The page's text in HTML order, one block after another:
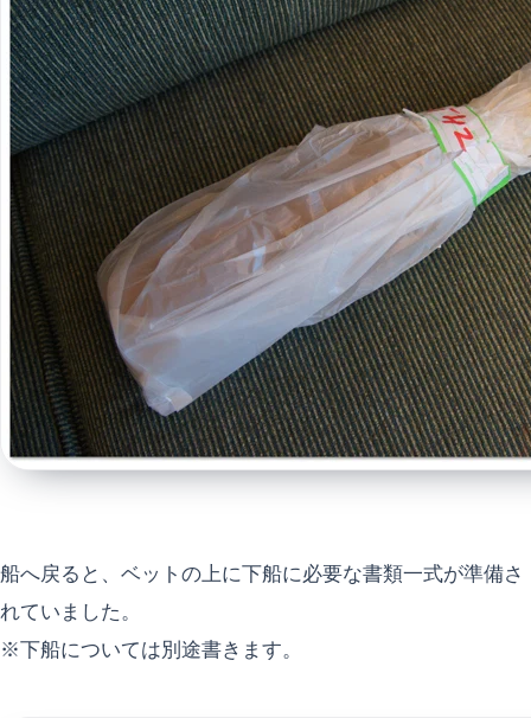
船へ戻ると、ベットの上に下船に必要な書類一式が準備さ
れていました。
※下船については別途書きます。